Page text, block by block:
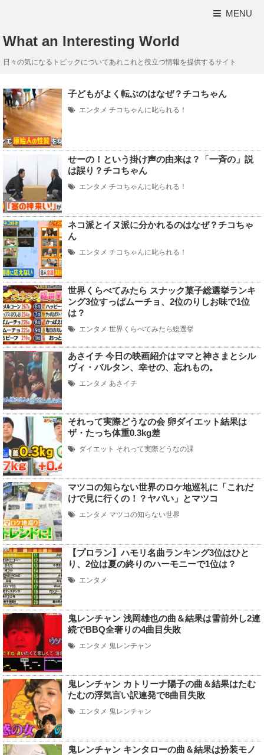
MENU
What an Interesting World
日々の気になるトピックについてあれこれと役立つ情報を提供するサイト
子どもがよく転ぶのはなぜ？チコちゃん
エンタメ チコちゃんに叱られる！
せーの！という掛け声の由来は？「一斉の」説
は誤り？チコちゃん
エンタメ チコちゃんに叱られる！
ネコ派とイヌ派に分かれるのはなぜ？チコちゃ
ん
エンタメ チコちゃんに叱られる！
世界くらべてみたら スナック菓子総選挙ランキ
ング3位すっぱムーチョ、2位のりしお味で1位
は？
エンタメ 世界くらべてみたら総選挙
あさイチ 今日の映画紹介はママと神さまとシル
ヴィ・バルタン、幸せの、忘れもの。
エンタメ あさイチ
それって実際どうなの会 卵ダイエット結果は
ザ・たっち体重0.3kg差
ダイエット それって実際どうなの課
マツコの知らない世界のロケ地巡礼に「これだ
けで見に行くの！？ヤバい」とマツコ
エンタメ マツコの知らない世界
【プロラン】ハモリ名曲ランキング3位はひと
り、2位は夏の終りのハーモニーで1位は？
エンタメ
鬼レンチャン 浅岡雄也の曲＆結果は雪前外し2連
続でBBQ全奢りの4曲目失敗
エンタメ 鬼レンチャン
鬼レンチャン カトリーナ陽子の曲＆結果はたむ
たむの浮気言い訳連発で8曲目失敗
エンタメ 鬼レンチャン
鬼レンチャン キンタローの曲＆結果は扮装モノ